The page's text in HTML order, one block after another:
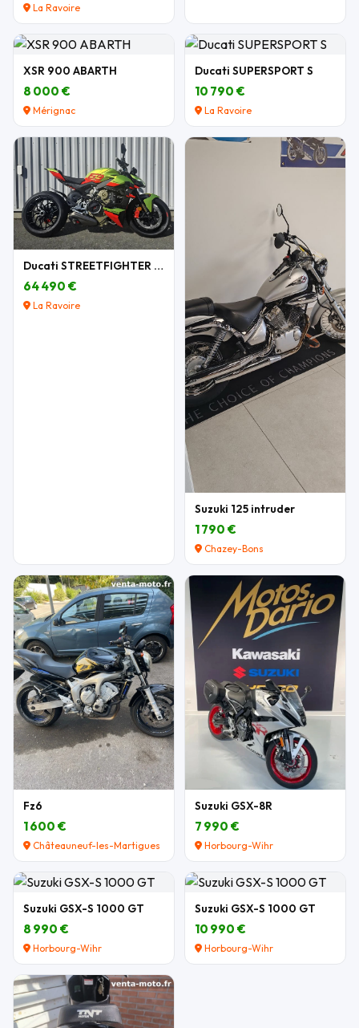
La Ravoire
XSR 900 ABARTH
8 000 €
Mérignac
Ducati SUPERSPORT S
10 790 €
La Ravoire
Ducati STREETFIGHTER V4 LAMBORGHINI N°349/630
64 490 €
La Ravoire
Suzuki 125 intruder
1 790 €
Chazey-Bons
Fz6
1 600 €
Châteauneuf-les-Martigues
Suzuki GSX-8R
7 990 €
Horbourg-Wihr
Suzuki GSX-S 1000 GT
8 990 €
Horbourg-Wihr
Suzuki GSX-S 1000 GT
10 990 €
Horbourg-Wihr